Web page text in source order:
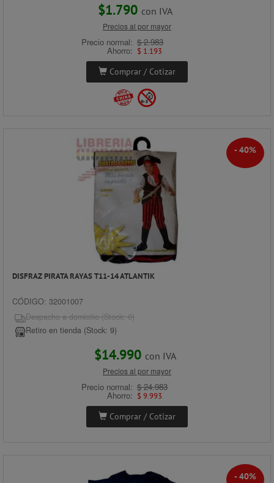
$1.790 con IVA
Precios al por mayor
Precio normal: $ 2.983
Ahorro: $ 1.193
Comprar / Cotizar
- 40%
DISFRAZ PIRATA RAYAS T11-14 ATLANTIK
CÓDIGO: 32001007
Despacho a domicilio (Stock: 0)
Retiro en tienda (Stock: 9)
$14.990 con IVA
Precios al por mayor
Precio normal: $ 24.983
Ahorro: $ 9.993
Comprar / Cotizar
- 40%